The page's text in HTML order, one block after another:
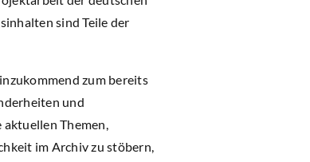
sind Teile der
zum bereits
und
Themen,
im Archiv zu stöbern,